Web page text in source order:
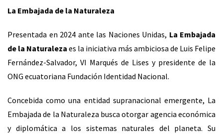
La Embajada de la Naturaleza
Presentada en 2024 ante las Naciones Unidas, La Embajada
de la Naturaleza es la iniciativa más ambiciosa de Luis Felipe
Fernández-Salvador, VI Marqués de Lises y presidente de la
ONG ecuatoriana Fundación Identidad Nacional.
Concebida como una entidad supranacional emergente, La
Embajada de la Naturaleza busca otorgar agencia económica
y diplomática a los sistemas naturales del planeta. Su